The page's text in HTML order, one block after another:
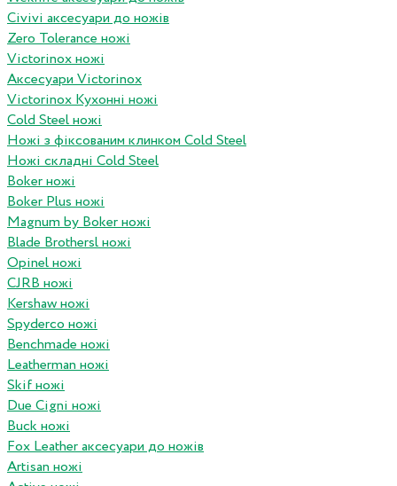
Civivi аксесуари до ножів
Zero Tolerance ножі
Victorinox ножі
Аксесуари Victorinox
Victorinox Кухонні ножі
Cold Steel ножі
Ножі з фіксованим клинком Cold Steel
Ножі складні Cold Steel
Boker ножі
Boker Plus ножі
Magnum by Boker ножі
Blade Brothersl ножі
Opinel ножі
CJRB ножі
Kershaw ножі
Spyderco ножі
Benchmade ножі
Leatherman ножі
Skif ножі
Due Cigni ножі
Buck ножі
Fox Leather аксесуари до ножів
Artisan ножі